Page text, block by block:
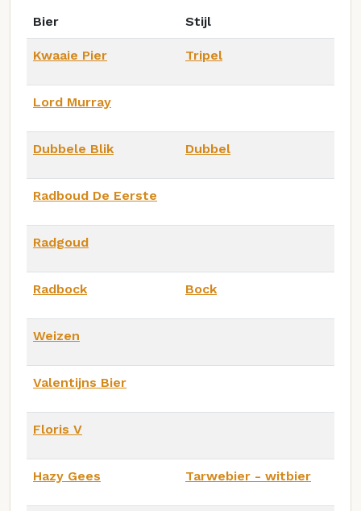
Bier Stijl
Kwaaie Pier Tripel
Lord Murray
Dubbele Blik Dubbel
Radboud De Eerste
Radgoud
Radbock Bock
Weizen
Valentijns Bier
Floris V
Hazy Gees Tarwebier - witbier